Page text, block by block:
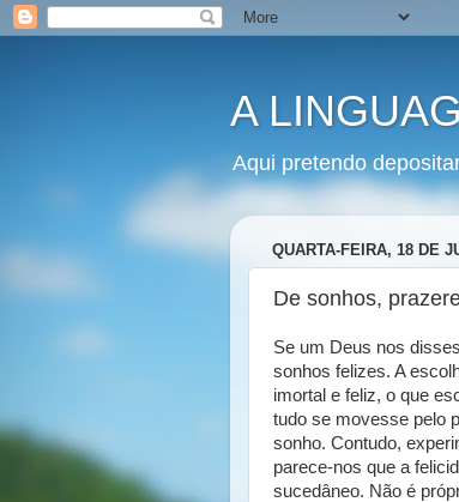
A
Aqui pretendo
QUARTA-FEIRA, 18 DE
De sonhos,
Se um Deus nos
sonhos felizes. A
imortal e feliz, o que
tudo se movesse pelo
sonho. Contudo,
parece-nos que a
sucedâneo. Não é